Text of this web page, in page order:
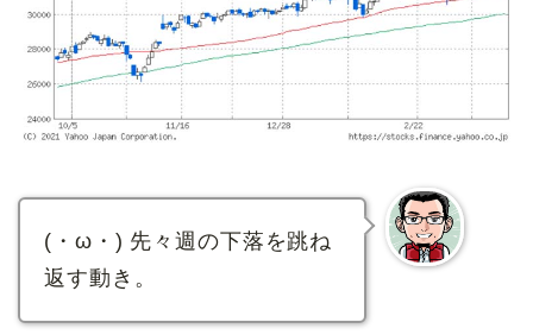
(・ω・) 先々週の下落を跳ね
返す動き。